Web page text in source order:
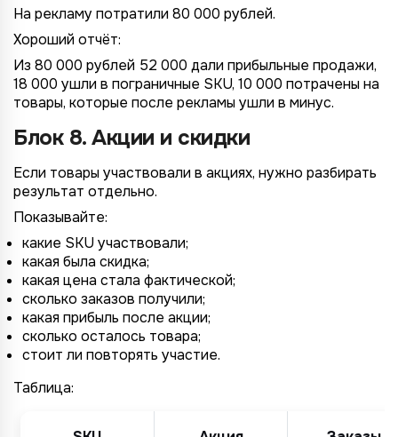
На рекламу потратили 80 000 рублей.
Хороший отчёт:
Из 80 000 рублей 52 000 дали прибыльные продажи,
18 000 ушли в пограничные SKU, 10 000 потрачены на
товары, которые после рекламы ушли в минус.
Блок 8. Акции и скидки
Если товары участвовали в акциях, нужно разбирать
результат отдельно.
Показывайте:
какие SKU участвовали;
какая была скидка;
какая цена стала фактической;
сколько заказов получили;
какая прибыль после акции;
сколько осталось товара;
стоит ли повторять участие.
Таблица:
Подключение к
TotalCRM
Подключение к
TotalCRM
Подключение к
TotalCRM
Подключение к
TotalCRM
Подключение к
TotalCRM
Подключение к
TotalCRM
Подключение к
TotalCRM